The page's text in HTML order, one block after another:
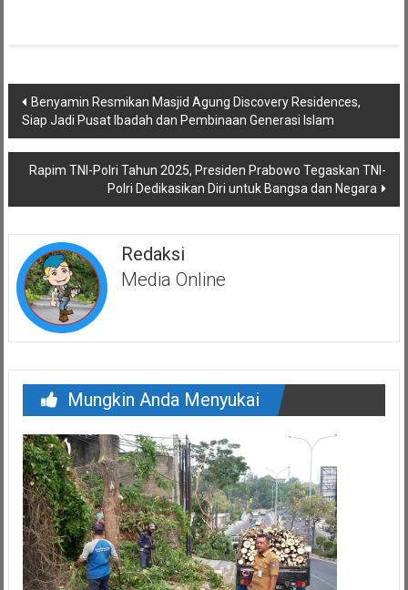
Navigasi
pos
Benyamin Resmikan Masjid Agung Discovery Residences,
Siap Jadi Pusat Ibadah dan Pembinaan Generasi Islam
Rapim TNI-Polri Tahun 2025, Presiden Prabowo Tegaskan TNI-
Polri Dedikasikan Diri untuk Bangsa dan Negara
Redaksi
Media Online
Mungkin Anda Menyukai